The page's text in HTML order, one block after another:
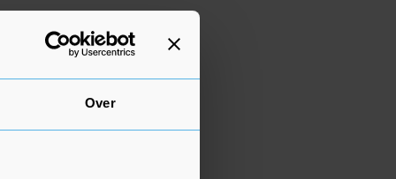
Over